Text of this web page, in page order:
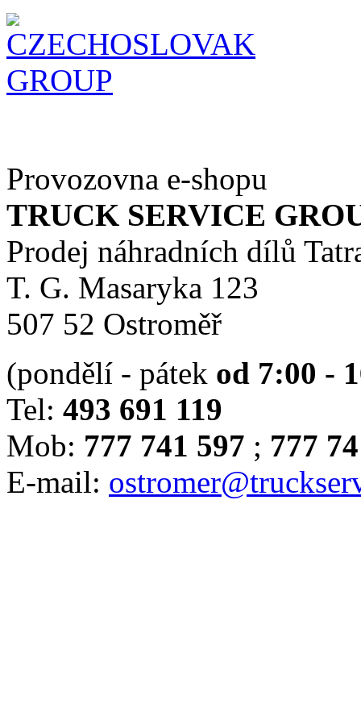
Provozovna e-shopu
TRUCK SERVICE
Prodej náhradních dílů
T. G. Masaryka 123
507 52 Ostroměř
(pondělí - pátek od 7:00 -
Tel: 493 691 119
Mob: 777 741 597 ; 777
E-mail: